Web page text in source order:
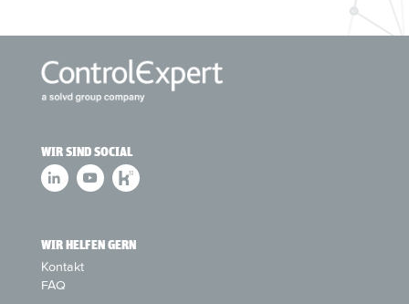
WIR SIND SOCIAL
WIR HELFEN GERN
Kontakt
FAQ